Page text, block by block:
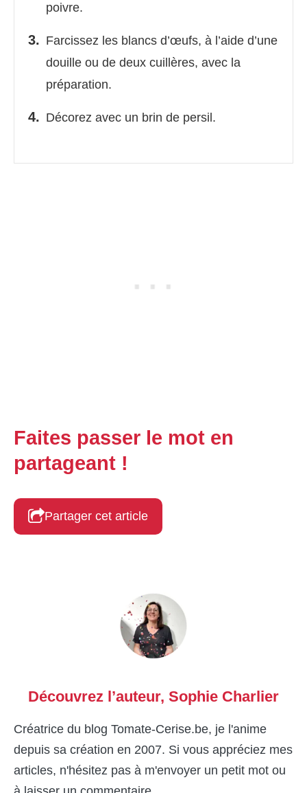
poivre.
Farcissez les blancs d’œufs, à l’aide d’une
douille ou de deux cuillères, avec la
préparation.
Décorez avec un brin de persil.
Faites passer le mot en
partageant !
Partager cet article
Découvrez l’auteur, Sophie Charlier
Créatrice du blog Tomate-Cerise.be, je l'anime
depuis sa création en 2007. Si vous appréciez mes
articles, n'hésitez pas à m'envoyer un petit mot ou